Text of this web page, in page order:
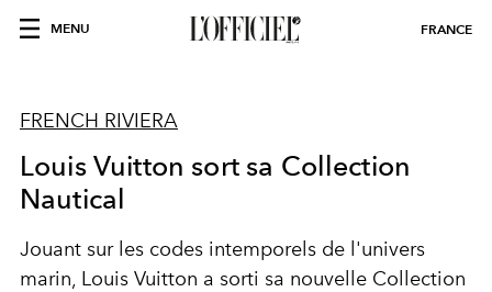
MENU FRANCE
FRENCH RIVIERA
Louis Vuitton sort sa Collection
Nautical
Jouant sur les codes intemporels de l'univers
marin, Louis Vuitton a sorti sa nouvelle Collection